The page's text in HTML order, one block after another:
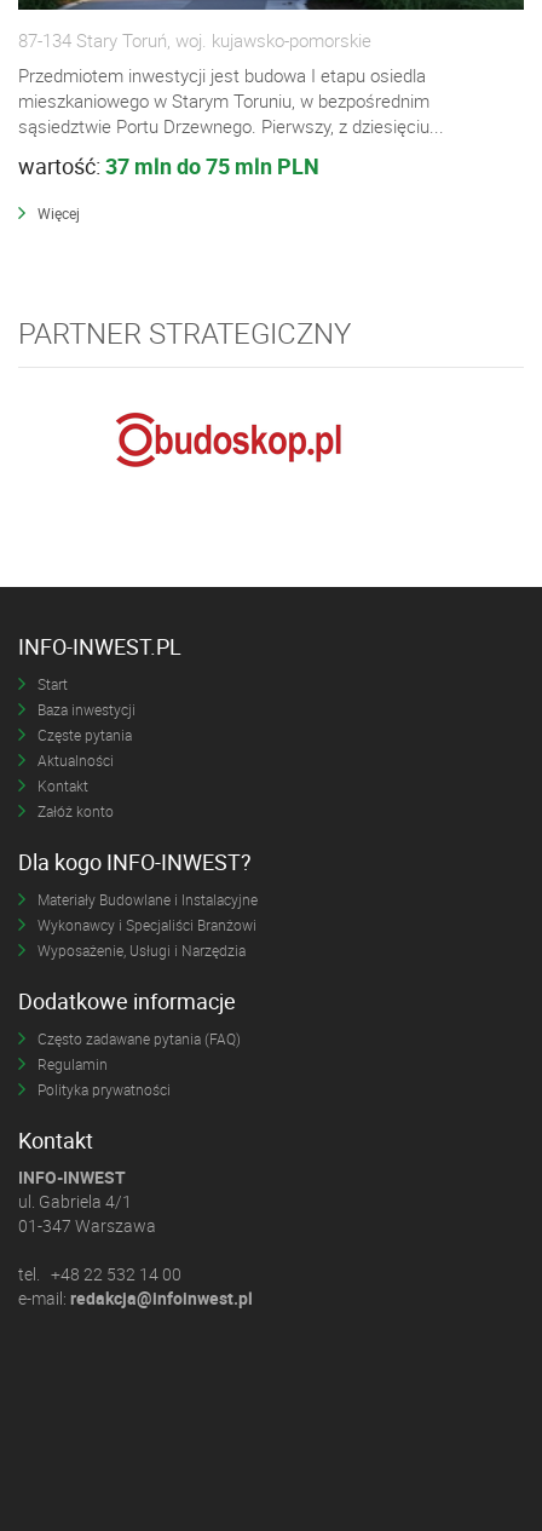
87-134 Stary Toruń, woj. kujawsko-pomorskie
Przedmiotem inwestycji jest budowa I etapu osiedla
mieszkaniowego w Starym Toruniu, w bezpośrednim
sąsiedztwie Portu Drzewnego. Pierwszy, z dziesięciu...
wartość: 37 mln do 75 mln PLN
Więcej
PARTNER STRATEGICZNY
INFO-INWEST.PL
Start
Baza inwestycji
Częste pytania
Aktualności
Kontakt
Załóż konto
Dla kogo INFO-INWEST?
Materiały Budowlane i Instalacyjne
Wykonawcy i Specjaliści Branżowi
Wyposażenie, Usługi i Narzędzia
Dodatkowe informacje
Często zadawane pytania (FAQ)
Regulamin
Polityka prywatności
Kontakt
INFO-INWEST
ul. Gabriela 4/1
01-347 Warszawa
tel. +48 22 532 14 00
e-mail: redakcja@infoinwest.pl